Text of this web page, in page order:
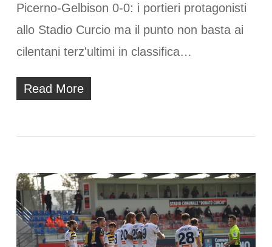
Picerno-Gelbison 0-0: i portieri protagonisti
allo Stadio Curcio ma il punto non basta ai
cilentani terz'ultimi in classifica…
Read More